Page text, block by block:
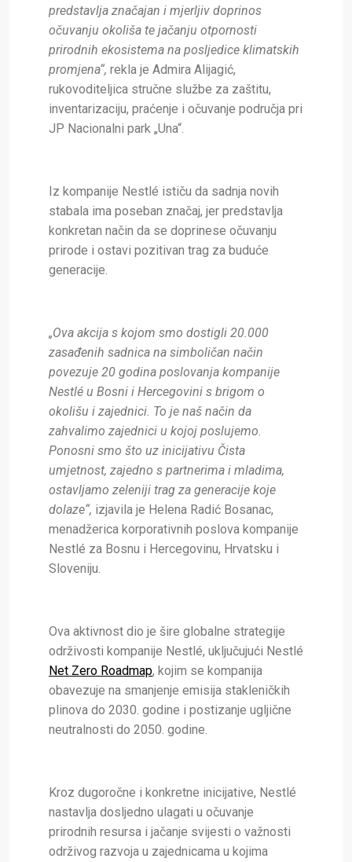
predstavlja značajan i mjerljiv doprinos
očuvanju okoliša te jačanju otpornosti
prirodnih ekosistema na posljedice klimatskih
promjena“, rekla je Admira Alijagić,
rukovoditeljica stručne službe za zaštitu,
inventarizaciju, praćenje i očuvanje područja pri
JP Nacionalni park „Una“.
Iz kompanije Nestlé ističu da sadnja novih
stabala ima poseban značaj, jer predstavlja
konkretan način da se doprinese očuvanju
prirode i ostavi pozitivan trag za buduće
generacije.
„Ova akcija s kojom smo dostigli 20.000
zasađenih sadnica na simboličan način
povezuje 20 godina poslovanja kompanije
Nestlé u Bosni i Hercegovini s brigom o
okolišu i zajednici. To je naš način da
zahvalimo zajednici u kojoj poslujemo.
Ponosni smo što uz inicijativu Čista
umjetnost, zajedno s partnerima i mladima,
ostavljamo zeleniji trag za generacije koje
dolaze“, izjavila je Helena Radić Bosanac,
menadžerica korporativnih poslova kompanije
Nestlé za Bosnu i Hercegovinu, Hrvatsku i
Sloveniju.
Ova aktivnost dio je šire globalne strategije
održivosti kompanije Nestlé, uključujući Nestlé
Net Zero Roadmap, kojim se kompanija
obavezuje na smanjenje emisija stakleničkih
plinova do 2030. godine i postizanje ugljične
neutralnosti do 2050. godine.
Kroz dugoročne i konkretne inicijative, Nestlé
nastavlja dosljedno ulagati u očuvanje
prirodnih resursa i jačanje svijesti o važnosti
održivog razvoja u zajednicama u kojima